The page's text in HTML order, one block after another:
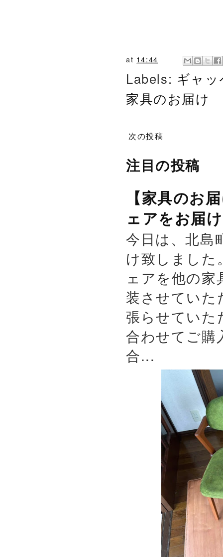
at 14:44
Labels: ギャ
家具のお届け
次の投稿
注目の投稿
【家具のお
ェアをお届
今日は、北島
け致しまし
ェアを他の
装させていた
張らせていた
合わせてご購
合...